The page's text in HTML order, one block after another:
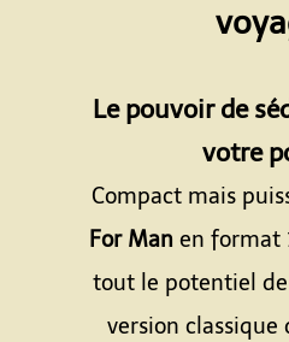
Le pouvoir de
votre
Compact mais
For Man en format
tout le potentiel
version classique